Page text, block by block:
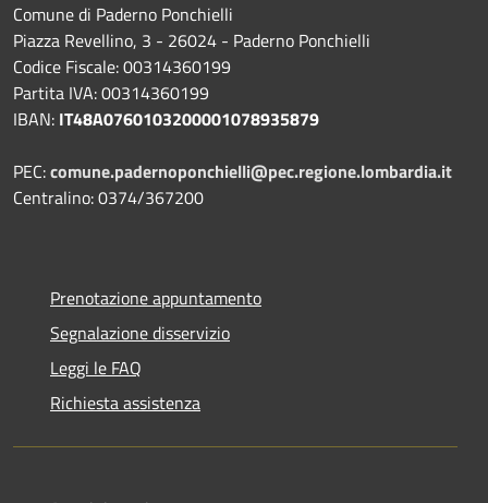
Comune di Paderno Ponchielli
Piazza Revellino, 3 - 26024 - Paderno Ponchielli
Codice Fiscale: 00314360199
Partita IVA: 00314360199
IBAN: IT48A0760103200001078935879
PEC:comune.padernoponchielli@pec.regione.lombardia.it
Centralino: 0374/367200
Prenotazione appuntamento
Segnalazione disservizio
Leggi le FAQ
Richiesta assistenza